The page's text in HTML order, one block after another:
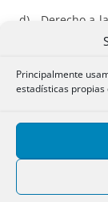
Principalmente
estadísticas propias
d) Derecho a la
requiere,
restablezcan la
los servicios
representación
de su
Representantes